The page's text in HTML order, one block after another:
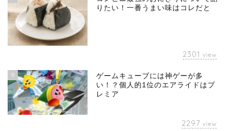
りたい！一番うまい味はコレだと
2301 view
9
ゲームキューブには神ゲーが多
い！？個人的1位のエアライドはプ
レミア
2297 view